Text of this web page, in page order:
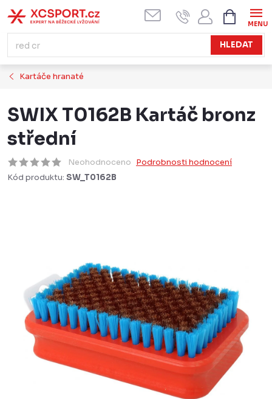
na
obsah
HLEDAT
KOŠÍK
Kartáče hranaté
SWIX T0162B Kartáč bronz
střední
Neohodnoceno Podrobnosti hodnocení
Kód produktu: SW_T0162B